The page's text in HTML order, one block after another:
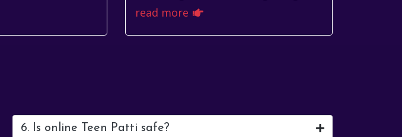
के लिए एक मार्गदर्शक
and lately, all eyes have been on
read more
6. Is online Teen Patti safe?